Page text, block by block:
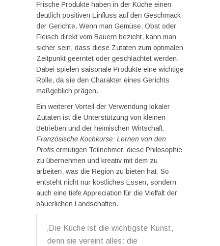
Frische Produkte haben in der Küche einen
deutlich positiven Einfluss auf den Geschmack
der Gerichte. Wenn man Gemüse, Obst oder
Fleisch direkt vom Bauern bezieht, kann man
sicher sein, dass diese Zutaten zum optimalen
Zeitpunkt geerntet oder geschlachtet werden.
Dabei spielen saisonale Produkte eine wichtige
Rolle, da sie den Charakter eines Gerichts
maßgeblich prägen.
Ein weiterer Vorteil der Verwendung lokaler
Zutaten ist die Unterstützung von kleinen
Betrieben und der heimischen Wirtschaft.
Französische Kochkurse: Lernen von den
Profis ermutigen Teilnehmer, diese Philosophie
zu übernehmen und kreativ mit dem zu
arbeiten, was die Region zu bieten hat. So
entsteht nicht nur köstliches Essen, sondern
auch eine tiefe Appreciation für die Vielfalt der
bäuerlichen Landschaften.
‚Die Küche ist die wichtigste Kunst,
denn sie vereint alles: die